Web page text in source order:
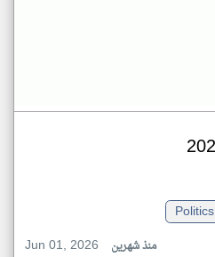
Politics
Jun 01, 2026
منذ شهرين